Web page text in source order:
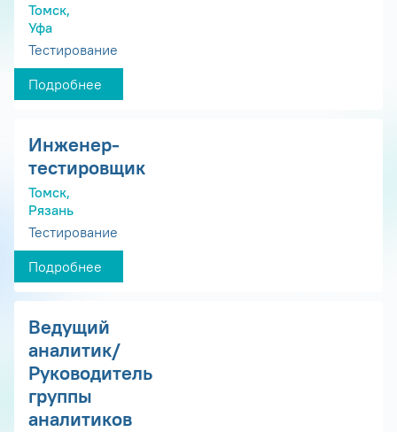
Томск,
Уфа
Тестирование
Подробнее
Инженер-
тестировщик
Томск,
Рязань
Тестирование
Подробнее
Ведущий
аналитик/
Руководитель
группы
аналитиков